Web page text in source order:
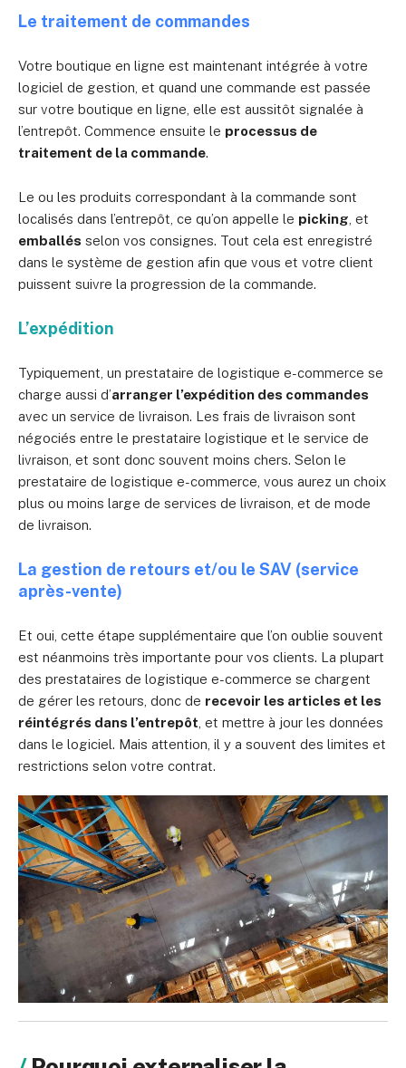
Le traitement de commandes
Votre boutique en ligne est maintenant intégrée à votre
logiciel de gestion, et quand une commande est passée
sur votre boutique en ligne, elle est aussitôt signalée à
l’entrepôt. Commence ensuite le processus de
traitement de la commande.
Le ou les produits correspondant à la commande sont
localisés dans l’entrepôt, ce qu’on appelle le picking , et
emballés selon vos consignes. Tout cela est enregistré
dans le système de gestion afin que vous et votre client
puissent suivre la progression de la commande.
L’expédition
Typiquement, un prestataire de logistique e-commerce se
charge aussi d’arranger l’expédition des commandes
avec un service de livraison. Les frais de livraison sont
négociés entre le prestataire logistique et le service de
livraison, et sont donc souvent moins chers. Selon le
prestataire de logistique e-commerce, vous aurez un choix
plus ou moins large de services de livraison, et de mode
de livraison.
La gestion de retours et/ou le SAV (service
après-vente)
Et oui, cette étape supplémentaire que l’on oublie souvent
est néanmoins très importante pour vos clients. La plupart
des prestataires de logistique e-commerce se chargent
de gérer les retours, donc de recevoir les articles et les
réintégrés dans l’entrepôt , et mettre à jour les données
dans le logiciel. Mais attention, il y a souvent des limites et
restrictions selon votre contrat.